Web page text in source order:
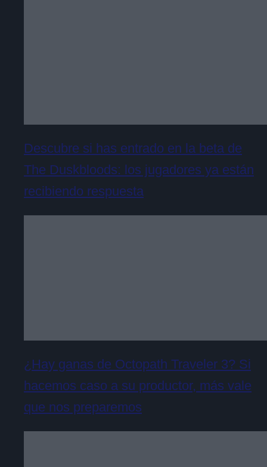
Descubre si has entrado en la beta de
The Duskbloods: los jugadores ya están
recibiendo respuesta
¿Hay ganas de Octopath Traveler 3? Si
hacemos caso a su productor, más vale
que nos preparemos